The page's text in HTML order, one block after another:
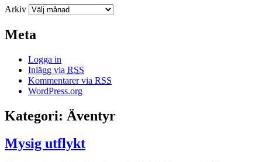
Arkiv
Meta
Logga in
Inlägg via RSS
Kommentarer via RSS
WordPress.org
Kategori: Äventyr
Mysig utflykt